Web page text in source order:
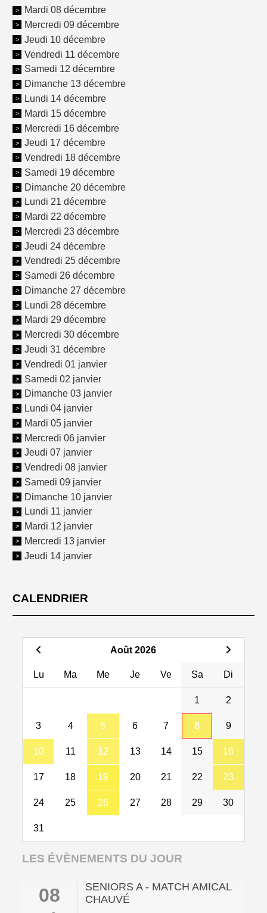
Mardi 08 décembre
Mercredi 09 décembre
Jeudi 10 décembre
Vendredi 11 décembre
Samedi 12 décembre
Dimanche 13 décembre
Lundi 14 décembre
Mardi 15 décembre
Mercredi 16 décembre
Jeudi 17 décembre
Vendredi 18 décembre
Samedi 19 décembre
Dimanche 20 décembre
Lundi 21 décembre
Mardi 22 décembre
Mercredi 23 décembre
Jeudi 24 décembre
Vendredi 25 décembre
Samedi 26 décembre
Dimanche 27 décembre
Lundi 28 décembre
Mardi 29 décembre
Mercredi 30 décembre
Jeudi 31 décembre
Vendredi 01 janvier
Samedi 02 janvier
Dimanche 03 janvier
Lundi 04 janvier
Mardi 05 janvier
Mercredi 06 janvier
Jeudi 07 janvier
Vendredi 08 janvier
Samedi 09 janvier
Dimanche 10 janvier
Lundi 11 janvier
Mardi 12 janvier
Mercredi 13 janvier
Jeudi 14 janvier
CALENDRIER
Août 2026
Lu Ma Me Je Ve Sa Di
1 2
3 4 5 6 7 8 9
10 11 12 13 14 15 16
17 18 19 20 21 22 23
24 25 26 27 28 29 30
31
LES ÉVÈNEMENTS DU JOUR
08
SENIORS A - MATCH AMICAL
CHAUVÉ